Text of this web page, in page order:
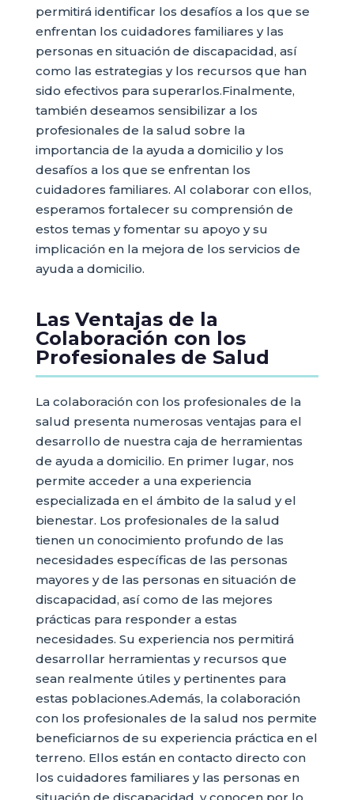
permitirá identificar los desafíos a los que se
enfrentan los cuidadores familiares y las
personas en situación de discapacidad, así
como las estrategias y los recursos que han
sido efectivos para superarlos.Finalmente,
también deseamos sensibilizar a los
profesionales de la salud sobre la
importancia de la ayuda a domicilio y los
desafíos a los que se enfrentan los
cuidadores familiares. Al colaborar con ellos,
esperamos fortalecer su comprensión de
estos temas y fomentar su apoyo y su
implicación en la mejora de los servicios de
ayuda a domicilio.
Las Ventajas de la
Colaboración con los
Profesionales de Salud
La colaboración con los profesionales de la
salud presenta numerosas ventajas para el
desarrollo de nuestra caja de herramientas
de ayuda a domicilio. En primer lugar, nos
permite acceder a una experiencia
especializada en el ámbito de la salud y el
bienestar. Los profesionales de la salud
tienen un conocimiento profundo de las
necesidades específicas de las personas
mayores y de las personas en situación de
discapacidad, así como de las mejores
prácticas para responder a estas
necesidades. Su experiencia nos permitirá
desarrollar herramientas y recursos que
sean realmente útiles y pertinentes para
estas poblaciones.Además, la colaboración
con los profesionales de la salud nos permite
beneficiarnos de su experiencia práctica en el
terreno. Ellos están en contacto directo con
los cuidadores familiares y las personas en